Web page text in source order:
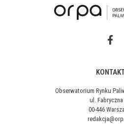
Obserwatorium Rynku
ul. Fabryczna
00-446